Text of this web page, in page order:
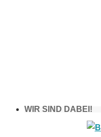
WIR SIND DABEI!